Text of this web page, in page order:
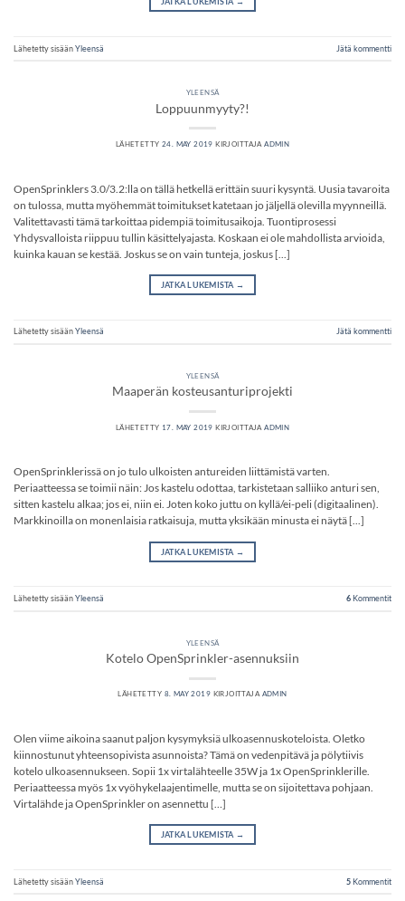
Lähetetty sisäänYleensä Jätä kommentti
YLEENSÄ
Loppuunmyyty?!
LÄHETETTY 24. MAY 2019 KIRJOITTAJAADMIN
OpenSprinklers 3.0/3.2:lla on tällä hetkellä erittäin suuri kysyntä. Uusia tavaroita
on tulossa, mutta myöhemmät toimitukset katetaan jo jäljellä olevilla myynneillä.
Valitettavasti tämä tarkoittaa pidempiä toimitusaikoja. Tuontiprosessi
Yhdysvalloista riippuu tullin käsittelyajasta. Koskaan ei ole mahdollista arvioida,
kuinka kauan se kestää. Joskus se on vain tunteja, joskus [...]
JATKA LUKEMISTA →
Lähetetty sisäänYleensä Jätä kommentti
YLEENSÄ
Maaperän kosteusanturiprojekti
LÄHETETTY 17. MAY 2019 KIRJOITTAJAADMIN
OpenSprinklerissä on jo tulo ulkoisten antureiden liittämistä varten.
Periaatteessa se toimii näin: Jos kastelu odottaa, tarkistetaan salliiko anturi sen,
sitten kastelu alkaa; jos ei, niin ei. Joten koko juttu on kyllä/ei-peli (digitaalinen).
Markkinoilla on monenlaisia ​​ratkaisuja, mutta yksikään minusta ei näytä [...]
JATKA LUKEMISTA →
Lähetetty sisäänYleensä 6Kommentit
YLEENSÄ
Kotelo OpenSprinkler-asennuksiin
LÄHETETTY 8. MAY 2019 KIRJOITTAJA ADMIN
Olen viime aikoina saanut paljon kysymyksiä ulkoasennuskoteloista. Oletko
kiinnostunut yhteensopivista asunnoista? Tämä on vedenpitävä ja pölytiivis
kotelo ulkoasennukseen. Sopii 1x virtalähteelle 35W ja 1x OpenSprinklerille.
Periaatteessa myös 1x vyöhykelaajentimelle, mutta se on sijoitettava pohjaan.
Virtalähde ja OpenSprinkler on asennettu […]
JATKA LUKEMISTA →
Lähetetty sisäänYleensä 5Kommentit